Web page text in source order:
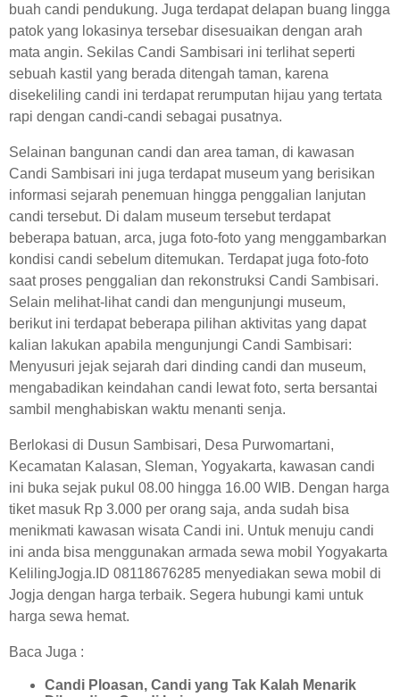
buah candi pendukung. Juga terdapat delapan buang lingga
patok yang lokasinya tersebar disesuaikan dengan arah
mata angin. Sekilas Candi Sambisari ini terlihat seperti
sebuah kastil yang berada ditengah taman, karena
disekeliling candi ini terdapat rerumputan hijau yang tertata
rapi dengan candi-candi sebagai pusatnya.
Selainan bangunan candi dan area taman, di kawasan
Candi Sambisari ini juga terdapat museum yang berisikan
informasi sejarah penemuan hingga penggalian lanjutan
candi tersebut. Di dalam museum tersebut terdapat
beberapa batuan, arca, juga foto-foto yang menggambarkan
kondisi candi sebelum ditemukan. Terdapat juga foto-foto
saat proses penggalian dan rekonstruksi Candi Sambisari.
Selain melihat-lihat candi dan mengunjungi museum,
berikut ini terdapat beberapa pilihan aktivitas yang dapat
kalian lakukan apabila mengunjungi Candi Sambisari:
Menyusuri jejak sejarah dari dinding candi dan museum,
mengabadikan keindahan candi lewat foto, serta bersantai
sambil menghabiskan waktu menanti senja.
Berlokasi di Dusun Sambisari, Desa Purwomartani,
Kecamatan Kalasan, Sleman, Yogyakarta, kawasan candi
ini buka sejak pukul 08.00 hingga 16.00 WIB. Dengan harga
tiket masuk Rp 3.000 per orang saja, anda sudah bisa
menikmati kawasan wisata Candi ini. Untuk menuju candi
ini anda bisa menggunakan armada sewa mobil Yogyakarta
KelilingJogja.ID 08118676285 menyediakan sewa mobil di
Jogja dengan harga terbaik. Segera hubungi kami untuk
harga sewa hemat.
Baca Juga :
Candi Ploasan, Candi yang Tak Kalah Menarik